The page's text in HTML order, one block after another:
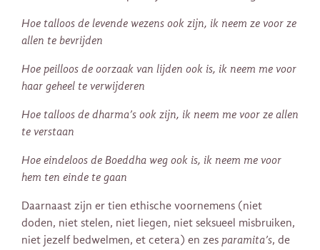
Hoe talloos de levende wezens ook zijn, ik neem ze voor ze
allen te bevrijden
Hoe peilloos de oorzaak van lijden ook is, ik neem me voor
haar geheel te verwijderen
Hoe talloos de dharma’s ook zijn, ik neem me voor ze allen
te verstaan
Hoe eindeloos de Boeddha weg ook is, ik neem me voor
hem ten einde te gaan
Daarnaast zijn er tien ethische voornemens (niet
doden, niet stelen, niet liegen, niet seksueel misbruiken,
niet jezelf bedwelmen, et cetera) en zes paramita’s, de